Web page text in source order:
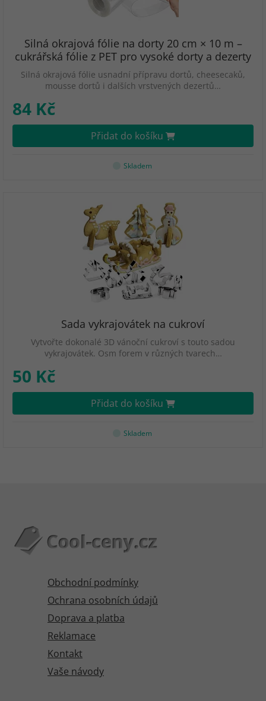
Silná okrajová fólie na dorty 20 cm × 10 m –
cukrářská fólie z PET pro vysoké dorty a dezerty
Silná okrajová fólie usnadní přípravu dortů, cheesecaků,
mousse dortů i dalších vrstvených dezertů…
84 Kč
Přidat do košíku
Skladem
Sada vykrajovátek na cukroví
Vytvořte dokonalé 3D vánoční cukroví s touto sadou
vykrajovátek. Osm forem v různých tvarech…
50 Kč
Přidat do košíku
Skladem
Obchodní podmínky
Ochrana osobních údajů
Doprava a platba
Reklamace
Kontakt
Vaše návody